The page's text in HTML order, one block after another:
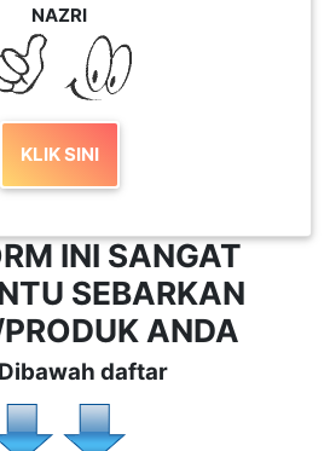
NAZRI
KLIK SINI
INI SANGAT
SEBARKAN
ANDA
daftar